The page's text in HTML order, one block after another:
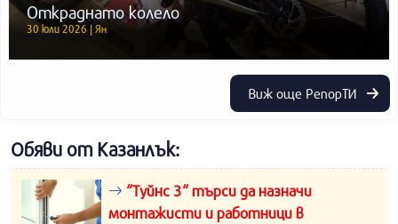
Откраднато колело
30 юли 2026 | Ян
Виж още РепорТИ
Обяви от Казанлък:
“Туйнс 3“ търси да назначи
монтажисти и работници в